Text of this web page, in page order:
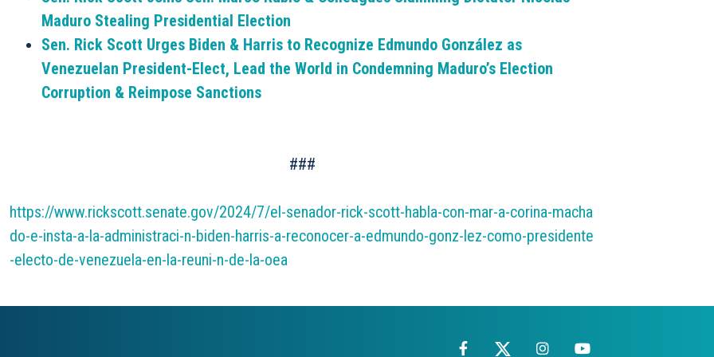
Maduro Stealing Presidential Election
Sen. Rick Scott Urges Biden & Harris to Recognize Edmundo González as
Venezuelan President-Elect, Lead the World in Condemning Maduro’s Election
Corruption & Reimpose Sanctions
###
https://www.rickscott.senate.gov/2024/7/el-senador-rick-scott-habla-con-mar-a-corina-macha
do-e-insta-a-la-administraci-n-biden-harris-a-reconocer-a-edmundo-gonz-lez-como-presidente
-electo-de-venezuela-en-la-reuni-n-de-la-oea
Facebook
X InstagramYouTube